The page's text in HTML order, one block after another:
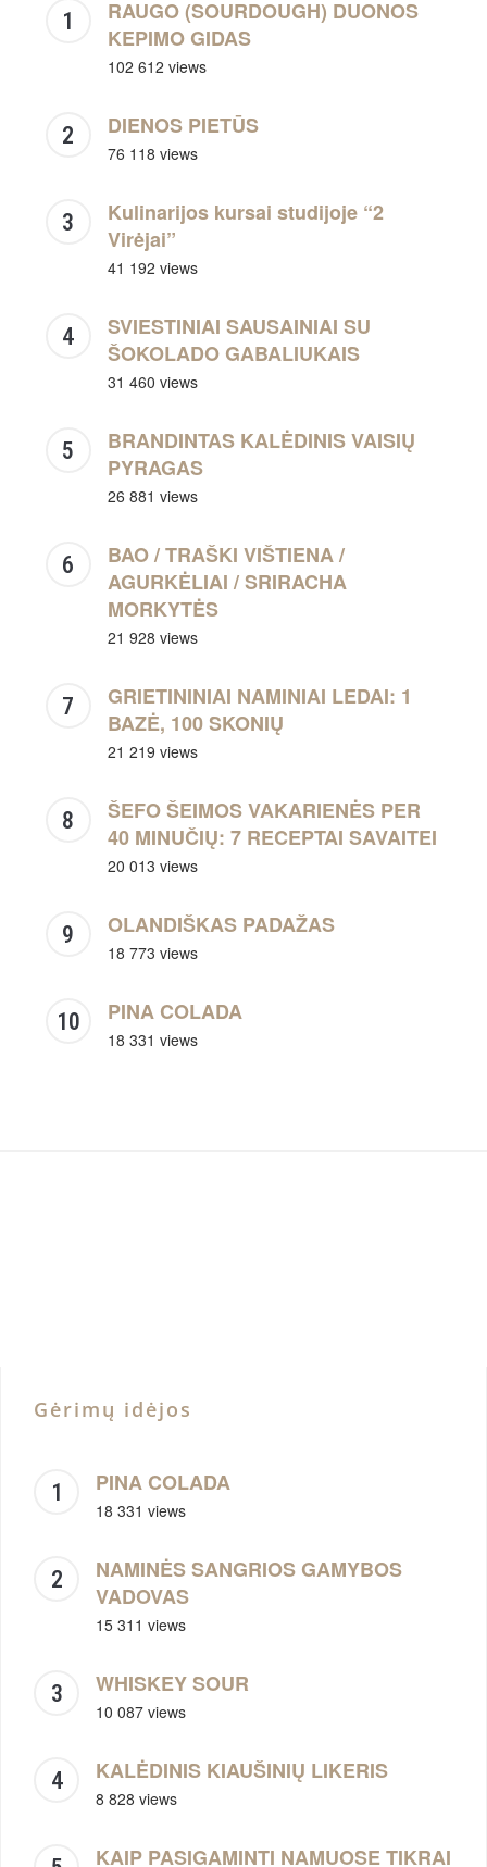
RAUGO (SOURDOUGH) DUONOS
KEPIMO GIDAS
102 612 views
DIENOS PIETŪS
76 118 views
Kulinarijos kursai studijoje “2
Virėjai”
41 192 views
SVIESTINIAI SAUSAINIAI SU
ŠOKOLADO GABALIUKAIS
31 460 views
BRANDINTAS KALĖDINIS VAISIŲ
PYRAGAS
26 881 views
BAO / TRAŠKI VIŠTIENA /
AGURKĖLIAI / SRIRACHA
MORKYTĖS
21 928 views
GRIETININIAI NAMINIAI LEDAI: 1
BAZĖ, 100 SKONIŲ
21 219 views
ŠEFO ŠEIMOS VAKARIENĖS PER
40 MINUČIŲ: 7 RECEPTAI SAVAITEI
20 013 views
OLANDIŠKAS PADAŽAS
18 773 views
PINA COLADA
18 331 views
Gėrimų idėjos
PINA COLADA
18 331 views
NAMINĖS SANGRIOS GAMYBOS
VADOVAS
15 311 views
WHISKEY SOUR
10 087 views
KALĖDINIS KIAUŠINIŲ LIKERIS
8 828 views
KAIP PASIGAMINTI NAMUOSE TIKRAI